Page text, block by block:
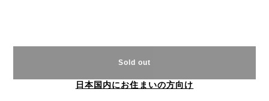
Sold out
日本国内にお住まいの方向け